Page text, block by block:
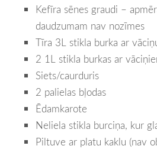
Kefīra sēnes graudi –
daudzumam nav nozīmes
Tīra 3L stikla burka ar
2 1L stikla burkas ar
Siets/caurduris
2 palielas bļodas
Ēdamkarote
Neliela stikla burciņa, kur
Piltuve ar platu kaklu (nav